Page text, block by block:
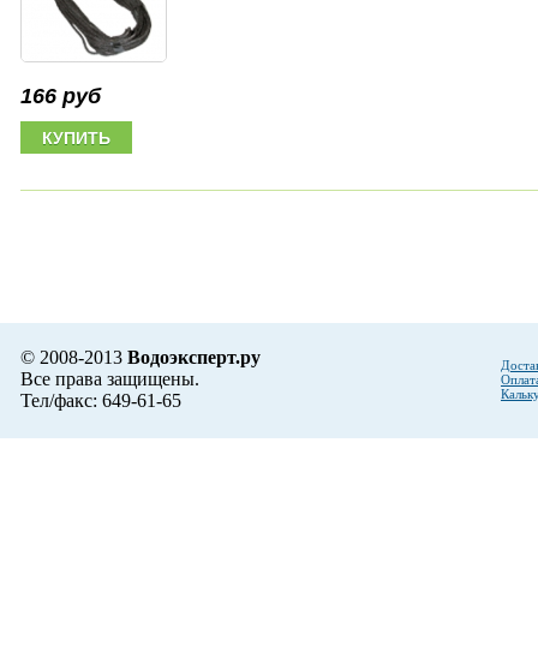
166 руб
© 2008-2013 Водоэксперт.ру
Все права защищены.
Тел/факс: 649-61-65